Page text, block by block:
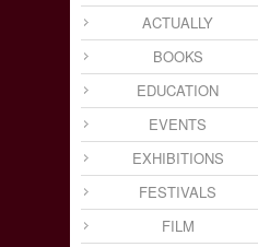
ACTUALLY
BOOKS
EDUCATION
EVENTS
EXHIBITIONS
FESTIVALS
FILM